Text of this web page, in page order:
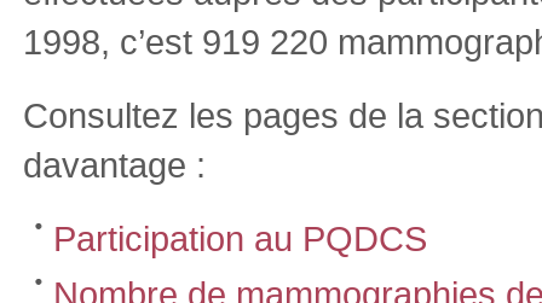
1998, c’est 919 220
Consultez les pages de la
davantage :
Participation au PQDCS
Nombre de mammographies